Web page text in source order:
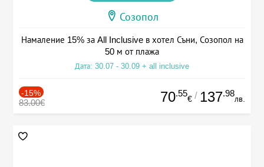
Созопол
Намаление 15% за All Inclusive в хотел Съни, Созопол на
50 м от плажа
Дата: 30.07 - 30.09 + all inclusive
-15%
83.00€ 70.55
€ / 137.98
лв.